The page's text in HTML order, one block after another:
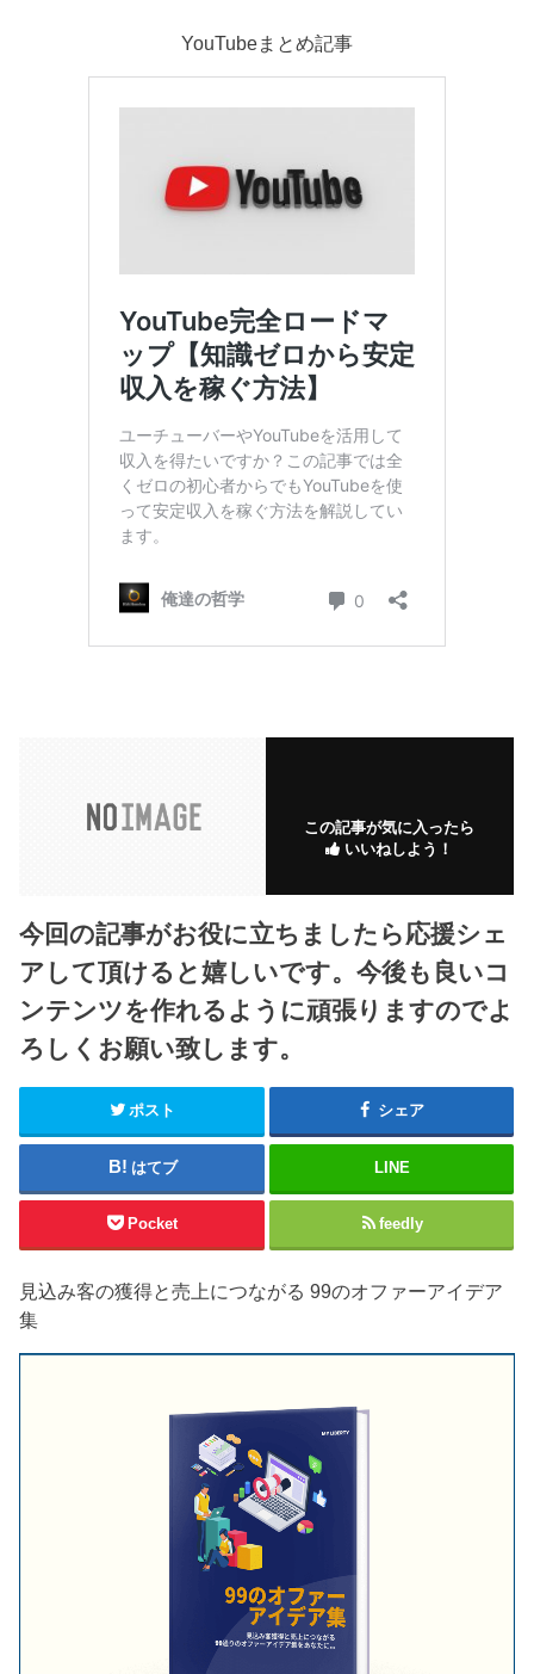
YouTubeまとめ記事
この記事が気に入ったら
いいねしよう！
今回の記事がお役に立ちましたら応援シェ
アして頂けると嬉しいです。今後も良いコ
ンテンツを作れるように頑張りますのでよ
ろしくお願い致します。
ポスト シェア
はてブ LINE
Pocket feedly
見込み客の獲得と売上につながる 99のオファーアイデア
集